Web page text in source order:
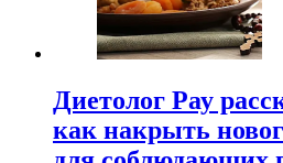
Диетолог Рау
как накрыть